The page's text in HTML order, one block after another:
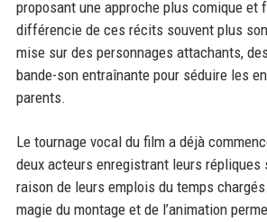
proposant une approche plus comique et
différencie de ces récits souvent plus
mise sur des personnages attachants,
bande-son entraînante pour séduire les
parents.
Le tournage vocal du film a déjà
deux acteurs enregistrant leurs répliques
raison de leurs emplois du temps
magie du montage et de l’animation